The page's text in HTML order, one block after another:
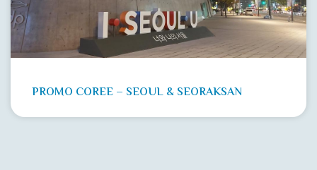
PROMO COREE – SEOUL & SEORAKSAN